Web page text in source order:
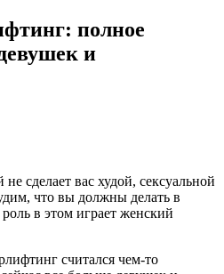
полное
и
сделает вас худой, сексуальной
что вы должны делать в
в этом играет женский
считался чем-то